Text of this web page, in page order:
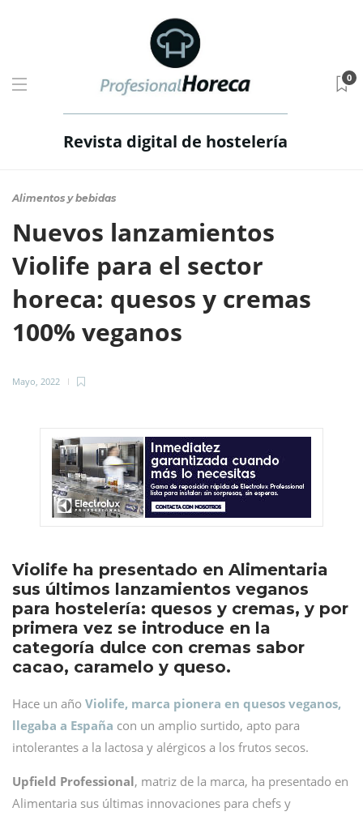
Revista digital de hostelería
0
Alimentos y bebidas
Nuevos lanzamientos
Violife para el sector
horeca: quesos y cremas
100% veganos
Mayo, 2022
Violife ha presentado en Alimentaria
sus últimos lanzamientos veganos
para hostelería: quesos y cremas, y por
primera vez se introduce en la
categoría dulce con cremas sabor
cacao, caramelo y queso.
Hace un año Violife, marca pionera en quesos veganos,
llegaba a España con un amplio surtido, apto para
intolerantes a la lactosa y alérgicos a los frutos secos.
Upfield Professional, matriz de la marca, ha presentado en
Alimentaria sus últimas innovaciones para chefs y